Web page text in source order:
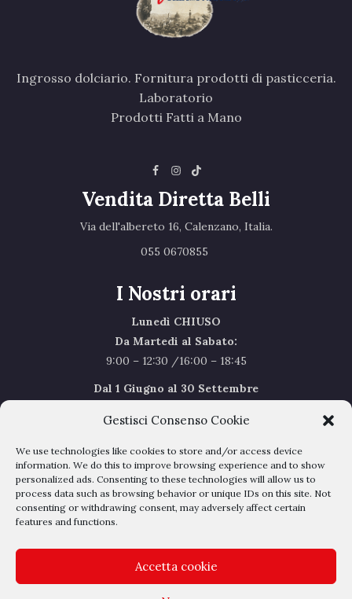
Gestisci Consenso Cookie
We use technologies like cookies to store and/or access device
information. We do this to improve browsing experience and to show
personalized ads. Consenting to these technologies will allow us to
process data such as browsing behavior or unique IDs on this site. Not
consenting or withdrawing consent, may adversely affect certain
features and functions.
Accetta cookie
Ingrosso dolciario. Fornitura prodotti di pasticceria.
Laboratorio
Prodotti Fatti a Mano
Vendita Diretta Belli
Via dell'albereto 16, Calenzano, Italia.‎
055 0670855 ‎
I Nostri orari
Lunedì CHIUSO
Da Martedi al Sabato:
9:00 – 12:30 /16:00 – 18:45
Dal 1 Giugno al 30 Settembre
Sabato Agosto Chiusi
I chiusi per Ferie dal 1 al 24Agosto
Privacy Policy–Cookie Policy